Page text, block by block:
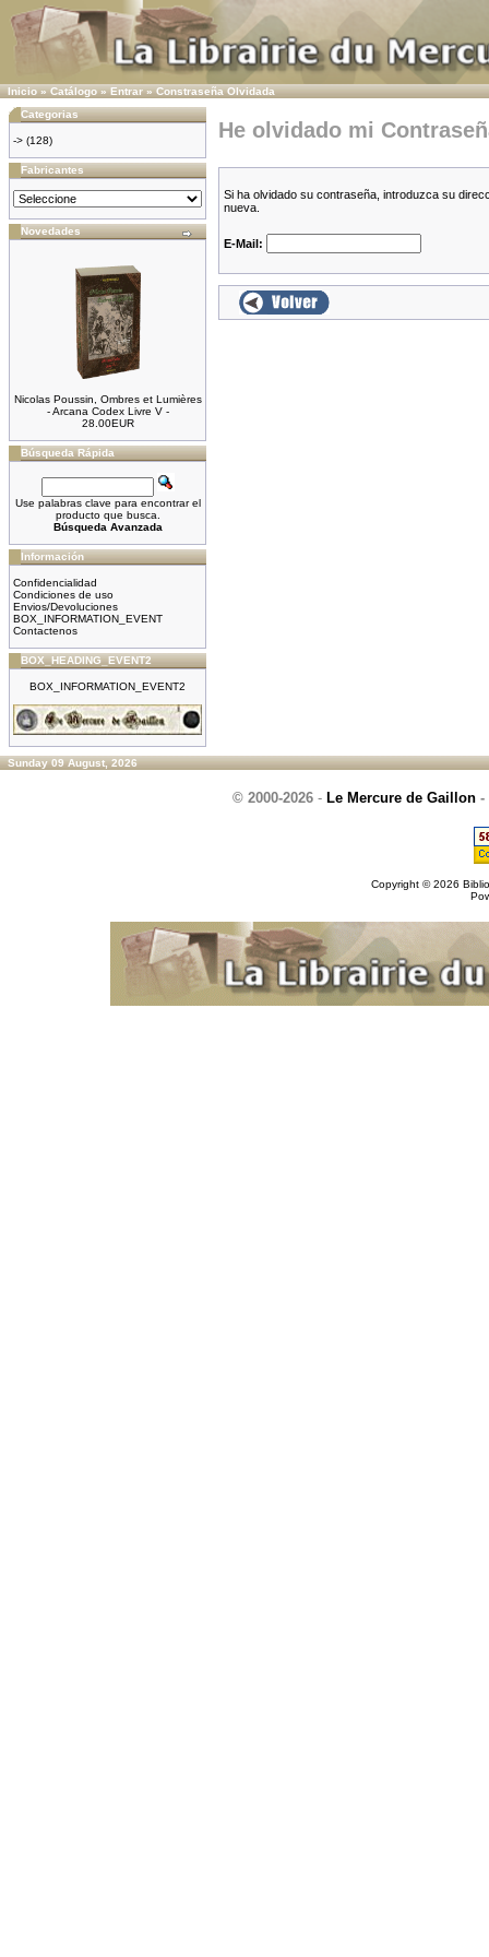
Inicio»Catálogo»Entrar»Constraseña Olvidada
Categorias
-> (128)
Fabricantes
Novedades
Nicolas Poussin, Ombres et Lumières
- Arcana Codex Livre V -
28.00EUR
Búsqueda Rápida
Use palabras clave para encontrar el
producto que busca.
Búsqueda Avanzada
Información
Confidencialidad
Condiciones de uso
Envios/Devoluciones
BOX_INFORMATION_EVENT
Contactenos
BOX_HEADING_EVENT2
BOX_INFORMATION_EVENT2
He olvidado mi
Si ha olvidado su contraseña, introduzca su
nueva.
E-Mail:
Sunday 09 August, 2026
© 2000-2026 - Le Mercure de Gaillon -
Copyright © 2026